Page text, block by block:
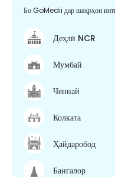
Бо GoMedii дар шаҳрҳои
Деҳлӣ NCR
Мумбай
Ченнай
Колката
Ҳайдаробод
Бангалор